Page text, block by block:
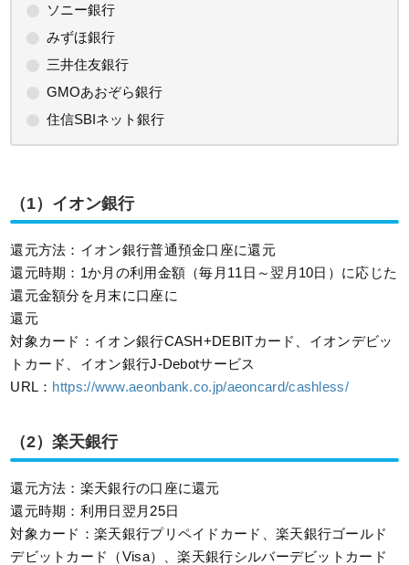
ソニー銀行
みずほ銀行
三井住友銀行
GMOあおぞら銀行
住信SBIネット銀行
（1）イオン銀行
還元方法：イオン銀行普通預金口座に還元
還元時期：1か月の利用金額（毎月11日～翌月10日）に応じた
還元金額分を月末に口座に
還元
対象カード：イオン銀行CASH+DEBITカード、イオンデビッ
トカード、イオン銀行J-Debotサービス
URL： https://www.aeonbank.co.jp/aeoncard/cashless/
（2）楽天銀行
還元方法：楽天銀行の口座に還元
還元時期：利用日翌月25日
対象カード：楽天銀行プリペイドカード、楽天銀行ゴールド
デビットカード（Visa）、楽天銀行シルバーデビットカード